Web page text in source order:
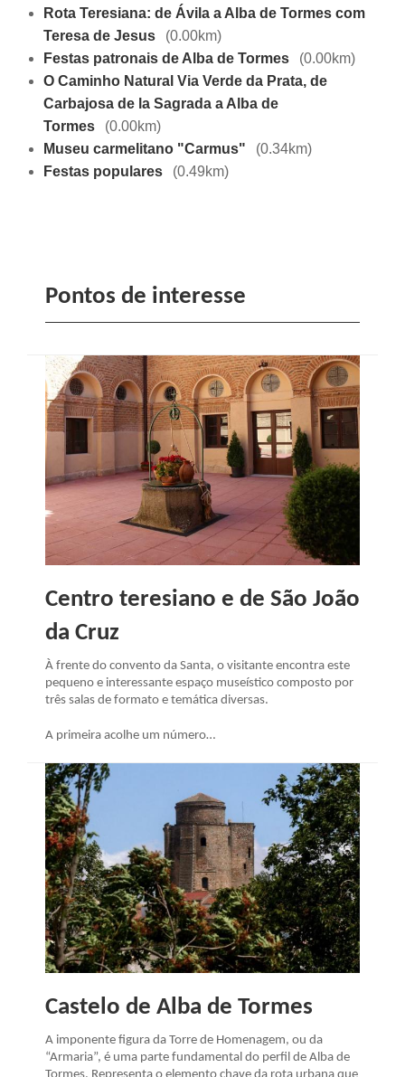
Rota Teresiana: de Ávila a Alba de Tormes com
Teresa de Jesus
(0.00km)
Festas patronais de Alba de Tormes
(0.00km)
O Caminho Natural Via Verde da Prata, de
Carbajosa de la Sagrada a Alba de
Tormes
(0.00km)
Museu carmelitano "Carmus"
(0.34km)
Festas populares
(0.49km)
Pontos de interesse
Centro teresiano e de São João
da Cruz
À frente do convento da Santa, o visitante encontra este
pequeno e interessante espaço museístico composto por
três salas de formato e temática diversas.
A primeira acolhe um número…
Castelo de Alba de Tormes
A imponente figura da Torre de Homenagem, ou da
“Armaria”, é uma parte fundamental do perfil de Alba de